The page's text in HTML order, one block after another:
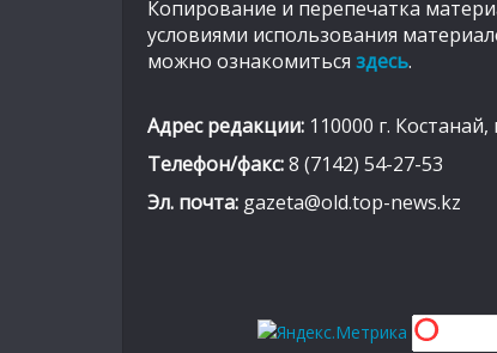
Копирование и перепечатка
условиями использования
можно ознакомиться здесь.
Адрес редакции: 110000 г.
Телефон/факс:8 (7142) 54-27-53
Эл. почта: gazeta@old.top-news.kz